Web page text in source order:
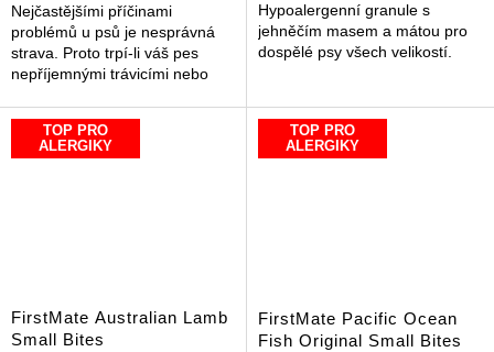
Nejčastějšími příčinami
problémů u psů je nesprávná
strava. Proto trpí-li váš pes
nepříjemnými trávicími nebo
pro vás a vašeho psího parťáka
lepší...
Hypoalergenní granule s
jehněčím masem a mátou pro
dospělé psy všech velikostí.
TOP PRO
ALERGIKY
FirstMate Australian Lamb
Small Bites
TOP PRO
ALERGIKY
FirstMate Pacific Ocean
Fish Original Small Bites